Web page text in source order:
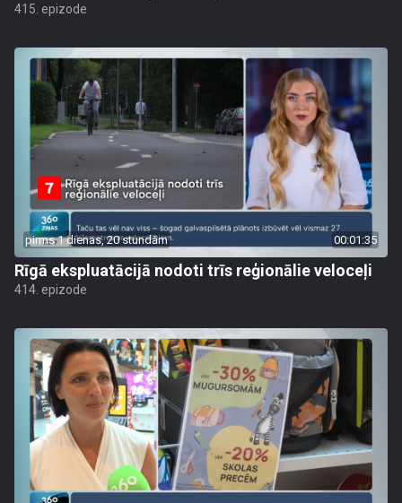
415. epizode
pirms 1 dienas, 20 stundām 00:01:35
Rīgā ekspluatācijā nodoti trīs reģionālie veloceļi
414. epizode